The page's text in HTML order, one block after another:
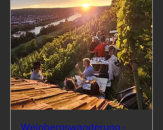
Weinbergswanderung -